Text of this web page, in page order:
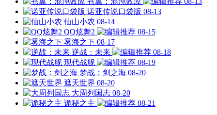
诺亚传说口袋版 08-13
仙山小农 08-14
QQ炫舞2
08-15
雾海之下 08-17
逆战：未来
08-18
现代战舰
08-19
梦战：剑之海 08-20
遮天世界 08-20
大周列国志 08-20
诡秘之主
08-21